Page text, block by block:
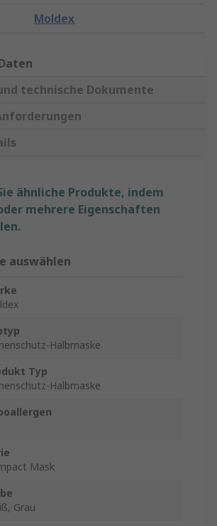
Moldex
technische Dokumente
ähnliche Produkte, indem
mehrere Eigenschaften
auswählen
Halbmaske
Typ
Halbmaske
Mask
Grau